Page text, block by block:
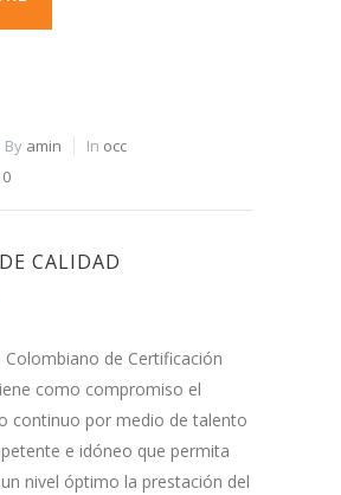
By amin In occ
0
CALIDAD
Colombiano de Certificación
como compromiso el
continuo por medio de talento
e idóneo que permita
nivel óptimo la prestación del